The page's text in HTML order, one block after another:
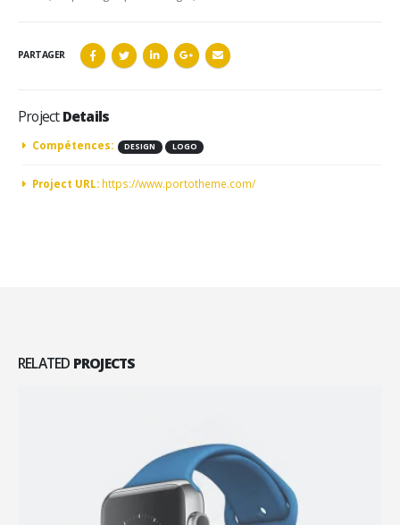
PARTAGER
ProjectDetails
Compétences: DESIGN LOGO
Project URL: https://www.portotheme.com/
RELATED PROJECTS